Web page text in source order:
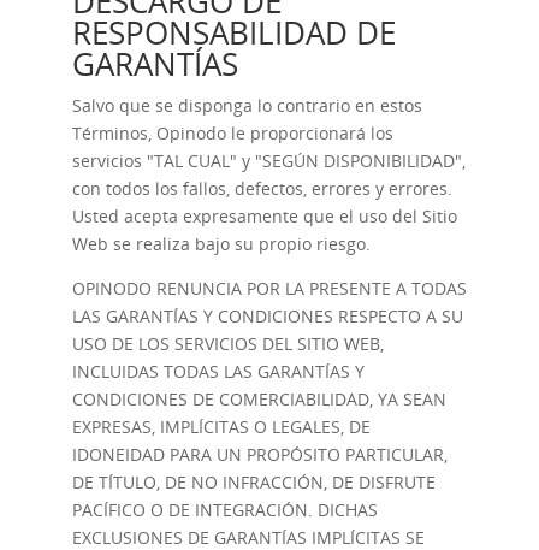
RESPONSABILIDAD DE
GARANTÍAS
Salvo que se disponga lo contrario en estos
Términos, Opinodo le proporcionará los
servicios "TAL CUAL" y "SEGÚN DISPONIBILIDAD",
con todos los fallos, defectos, errores y errores.
Usted acepta expresamente que el uso del Sitio
Web se realiza bajo su propio riesgo.
OPINODO RENUNCIA POR LA PRESENTE A TODAS
LAS GARANTÍAS Y CONDICIONES RESPECTO A SU
USO DE LOS SERVICIOS DEL SITIO WEB,
INCLUIDAS TODAS LAS GARANTÍAS Y
CONDICIONES DE COMERCIABILIDAD, YA SEAN
EXPRESAS, IMPLÍCITAS O LEGALES, DE
IDONEIDAD PARA UN PROPÓSITO PARTICULAR,
DE TÍTULO, DE NO INFRACCIÓN, DE DISFRUTE
PACÍFICO O DE INTEGRACIÓN. DICHAS
EXCLUSIONES DE GARANTÍAS IMPLÍCITAS SE